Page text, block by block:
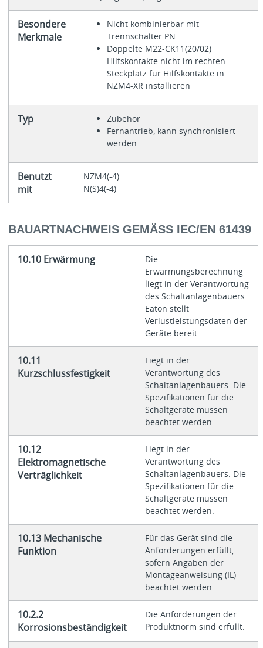
Besondere
Merkmale
Nicht kombinierbar mit
Trennschalter PN...
Doppelte M22-CK11(20/02)
Hilfskontakte nicht im rechten
Steckplatz für Hilfskontakte in
NZM4-XR installieren
Typ
Zubehör
Fernantrieb, kann synchronisiert
werden
Benutzt
mit
NZM4(-4)
N(S)4(-4)
BAUARTNACHWEIS GEMÄSS IEC/EN 61439
10.10 Erwärmung
Die
Erwärmungsberechnung
liegt in der Verantwortung
des Schaltanlagenbauers.
Eaton stellt
Verlustleistungsdaten der
Geräte bereit.
10.11
Kurzschlussfestigkeit
Liegt in der
Verantwortung des
Schaltanlagenbauers. Die
Spezifikationen für die
Schaltgeräte müssen
beachtet werden.
10.12
Elektromagnetische
Verträglichkeit
Liegt in der
Verantwortung des
Schaltanlagenbauers. Die
Spezifikationen für die
Schaltgeräte müssen
beachtet werden.
10.13 Mechanische
Funktion
Für das Gerät sind die
Anforderungen erfüllt,
sofern Angaben der
Montageanweisung (IL)
beachtet werden.
10.2.2
Korrosionsbeständigkeit
Die Anforderungen der
Produktnorm sind erfüllt.